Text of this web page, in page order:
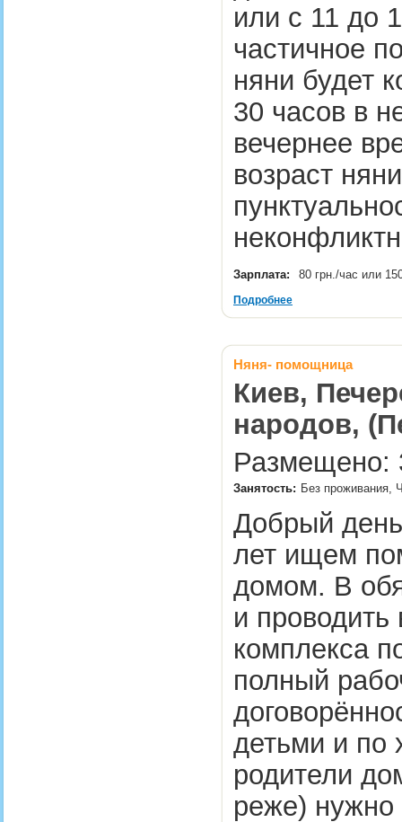
или с 11 до
частичное
няни будет
30 часов в
вечернее
возраст
Зарплата: 80 грн./час или
Подробнее
Няня- помощница
Киев,
народов,
Размещено:
Занятость: Без проживания,
Добрый
лет ищем
домом. В
и
комплекса
полный
детьми и по
родители
реже)